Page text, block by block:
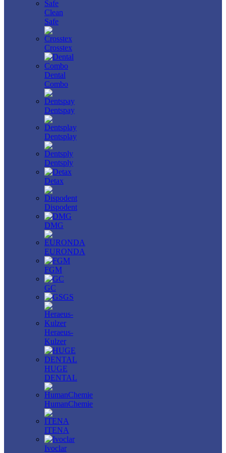
Clean
Safe
Crosstex
Dental
Combo
Dentspay
Dentsplay
Dentsply
Detax
Dispodent
DMG
EURONDA
FGM
GC
GS
Heraeus-
Kulzer
HUGE
DENTAL
HumanChemie
ITENA
Ivoclar